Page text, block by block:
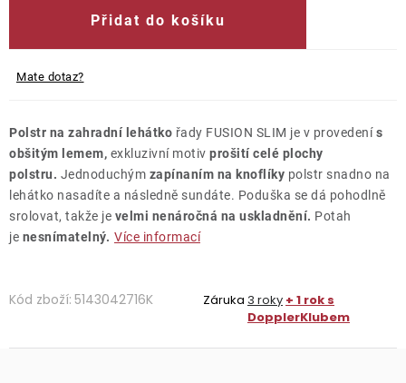
Přidat do košíku
Mate dotaz?
Polstr na zahradní lehátko řady FUSION SLIM je v provedenís
obšitým lemem, exkluzivní motiv prošití celé plochy
polstru. Jednoduchým zapínaním na knoflíky polstr snadno na
lehátko nasadíte a následně sundáte. Poduška se dá pohodlně
srolovat, takže je velmi nenáročná na uskladnění. Potah
je nesnímatelný. Více informací
Kód zboží: 5143042716K Záruka 3 roky + 1 rok s
DopplerKlubem